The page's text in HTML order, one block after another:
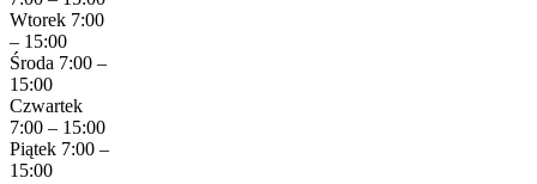
Wtorek 7:00
– 15:00
Środa 7:00 –
15:00
Czwartek
7:00 – 15:00
Piątek 7:00 –
15:00